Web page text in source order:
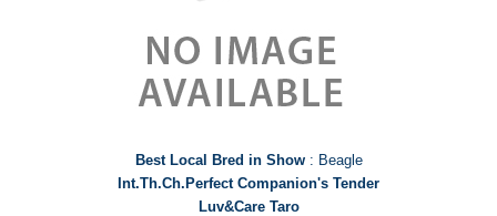
Best Local Bred in Show: Beagle
Int.Th.Ch.Perfect Companion's Tender
Luv&Care Taro